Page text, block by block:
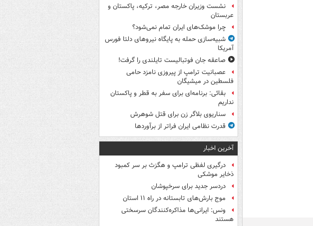
نشست وزیران خارجه مصر، ترکیه، پاکستان و
عربستان
چرا موشک‌های ایران تمام نمی‌شود؟
شبیه‌سازی حمله به پایگاه نیروهای دلتا فورس
آمریکا
صاعقه جان فوتبالیست تایلندی را گرفت!
عصبانیت ترامپ از پیروزی نامزد حامی
فلسطین در میشیگان
بقائی: برنامه‌ای برای سفر به قطر و پاکستان
نداریم
سناریوی بلاگر زن برای قتل شوهرش
قدرت نظامی ایران فراتر از برآوردها
آخرین اخبار
درگیری لفظی ترامپ و هگزث بر سر کمبود
ذخایر موشکی
دردسر جدید برای سرخپوشان
موج بارش‌های تابستانه در راه ۱۱ استان
ونس: ایرانی‌ها مذاکره‌کنندگان سرسختی
هستند